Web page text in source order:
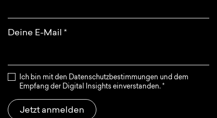
Deine E-Mail *
Ich bin mit den Datenschutzbestimmungen und dem
Empfang der Digital Insights einverstanden. *
Jetzt anmelden